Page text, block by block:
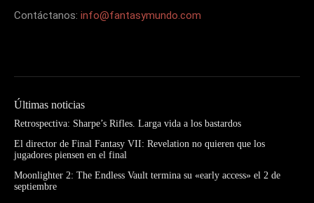
Contáctanos: info@fantasymundo.com
Últimas noticias
Retrospectiva: Sharpe’s Rifles. Larga vida a los bastardos
El director de Final Fantasy VII: Revelation no quieren que los
jugadores piensen en el final
Moonlighter 2: The Endless Vault termina su «early access» el 2 de
septiembre